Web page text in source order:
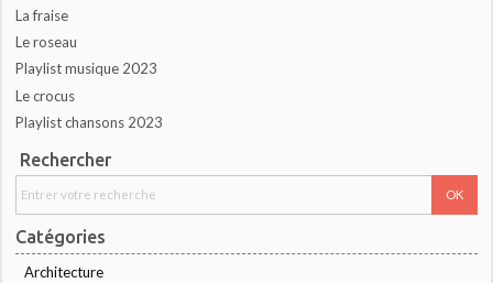
La fraise
Le roseau
Playlist musique 2023
Le crocus
Playlist chansons 2023
Rechercher
Catégories
Architecture